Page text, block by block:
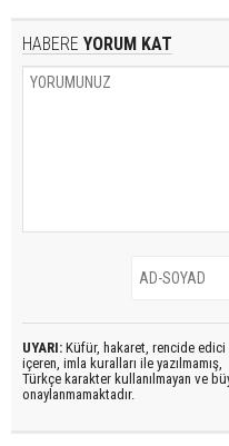
HABERE YORUM KAT
UYARI: Küfür, hakaret, rencide edici
içeren, imla kuralları ile yazılmamış,
Türkçe karakter kullanılmayan ve
onaylanmamaktadır.